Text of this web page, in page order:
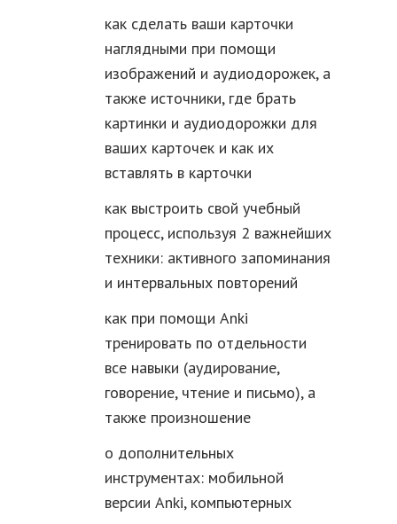
как сделать ваши карточки
наглядными при помощи
изображений и аудиодорожек, а
также источники, где брать
картинки и аудиодорожки для
ваших карточек и как их
вставлять в карточки
как выстроить свой учебный
процесс, используя 2 важнейших
техники: активного запоминания
и интервальных повторений
как при помощи Anki
тренировать по отдельности
все навыки (аудирование,
говорение, чтение и письмо), а
также произношение
о дополнительных
инструментах: мобильной
версии Anki, компьютерных